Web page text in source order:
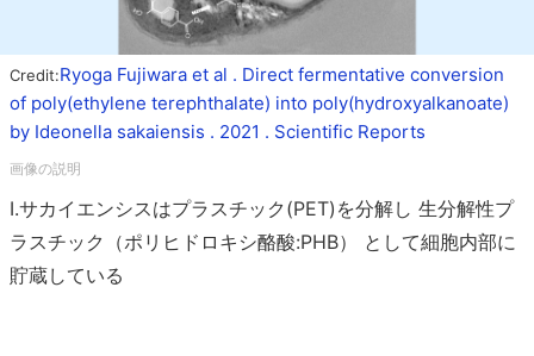
Credit:Ryoga Fujiwara et al . Direct fermentative conversion
of poly(ethylene terephthalate) into poly(hydroxyalkanoate)
by Ideonella sakaiensis . 2021 . Scientific Reports
I.サカイエンシスはプラスチック(PET)を分解し 生分解性プ
ラスチック（ポリヒドロキシ酪酸:PHB） として細胞内部に
貯蔵している